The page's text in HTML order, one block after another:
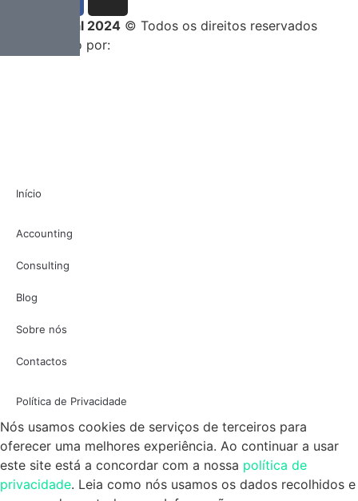
Entrega Total 2024 © Todos os direitos reservados
Desenvolvido por:
Início
Accounting
Consulting
Blog
Sobre nós
Contactos
Política de Privacidade
Nós usamos cookies de serviços de terceiros para
oferecer uma melhores experiência. Ao continuar a usar
este site está a concordar com a nossa política de
privacidade. Leia como nós usamos os dados recolhidos e